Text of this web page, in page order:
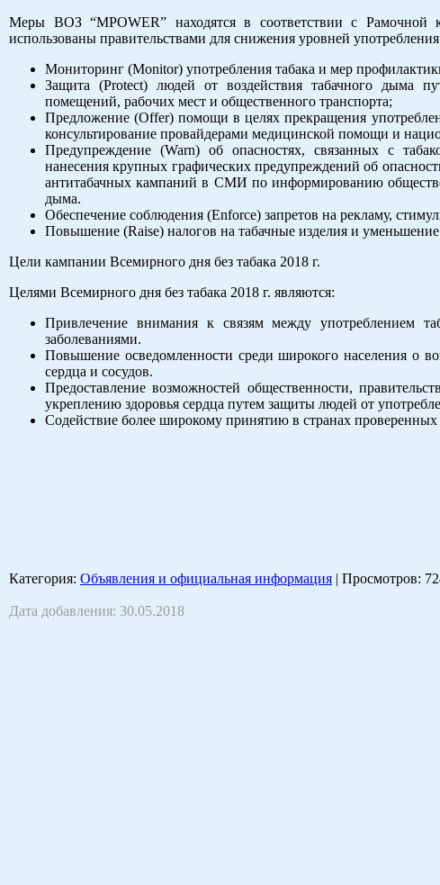
Меры ВОЗ “MPOWER” находятся в соответствии с
использованы правительствами для снижения уровней
Мониторинг (Monitor) употребления табака и мер
Защита (Protect) людей от воздействия табачного дыма
помещений, рабочих мест и общественного транспорта;
Предложение (Offer) помощи в целях прекращения
консультирование провайдерами медицинской помощи и
Предупреждение (Warn) об опасностях, связанных с
нанесения крупных графических предупреждений об
антитабачных кампаний в СМИ по информированию
дыма.
Обеспечение соблюдения (Enforce) запретов на рекламу,
Повышение (Raise) налогов на табачные изделия и
Цели кампании Всемирного дня без табака 2018 г.
Целями Всемирного дня без табака 2018 г. являются:
Привлечение внимания к связям между употреблением
заболеваниями.
Повышение осведомленности среди широкого населения о
сердца и сосудов.
Предоставление возможностей общественности,
укреплению здоровья сердца путем защиты людей от
Содействие более широкому принятию в странах
Категория: Объявления и официальная информация | Просмотров:
Дата добавления: 30.05.2018